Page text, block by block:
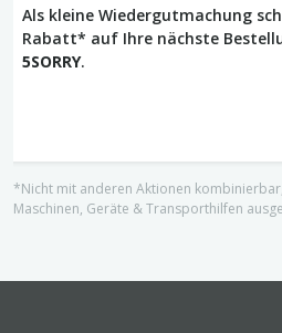
Als kleine Wiedergutmachung
Rabatt* auf Ihre nächste
5SORRY.
*Nicht mit anderen Aktionen
Maschinen, Geräte & Transporthilfen